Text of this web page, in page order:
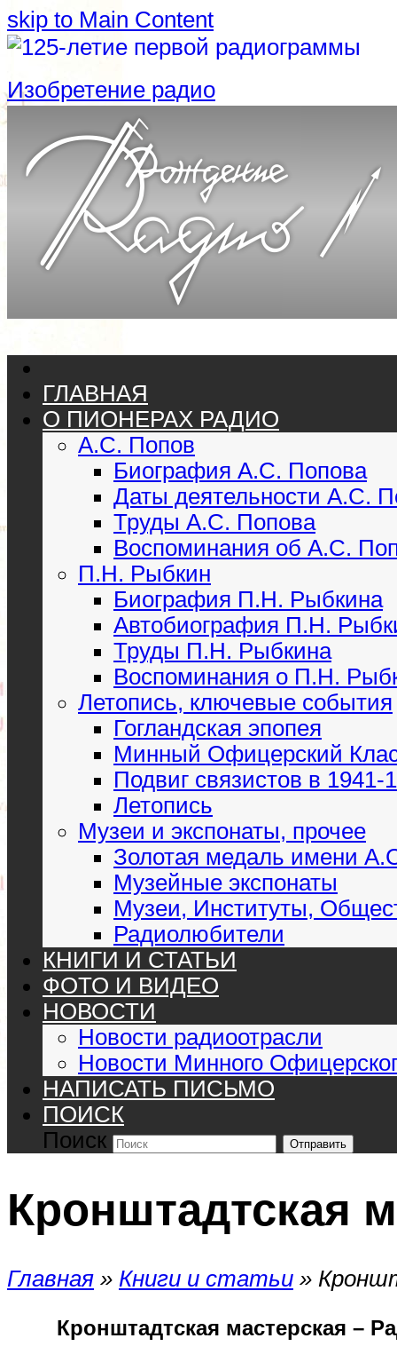
skip to Main Content
Изобретение радио
ГЛАВНАЯ
О ПИОНЕРАХ РАДИО
А.С. Попов
Биография А.С. Попова
Даты деятельности А.С.
Труды А.С. Попова
Воспоминания об А.С.
П.Н. Рыбкин
Биография П.Н. Рыбкина
Автобиография П.Н.
Труды П.Н. Рыбкина
Воспоминания о П.Н.
Летопись, ключевые события
Гогландская эпопея
Минный Офицерский
Подвиг связистов в 1941-
Летопись
Музеи и экспонаты, прочее
Золотая медаль имени
Музейные экспонаты
Музеи, Институты,
Радиолюбители
КНИГИ И СТАТЬИ
ФОТО И ВИДЕО
НОВОСТИ
Новости радиоотрасли
Новости Минного
НАПИСАТЬ ПИСЬМО
ПОИСК
Поиск
Отправить
Кронштадтская
Главная » Книги и статьи »
Кронштадтская мастерская –